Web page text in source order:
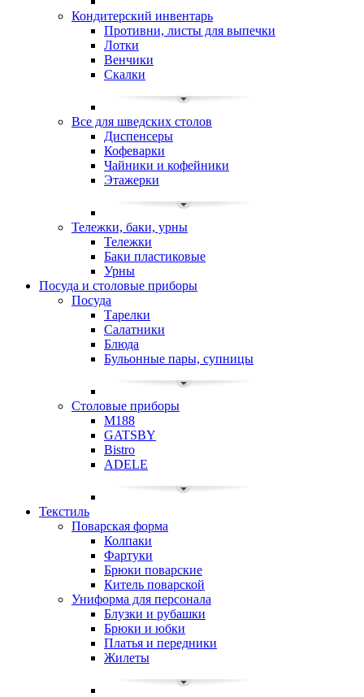
Кондитерский инвентарь
Противни, листы для выпечки
Лотки
Венчики
Скалки
Все для шведских столов
Диспенсеры
Кофеварки
Чайники и кофейники
Этажерки
Тележки, баки, урны
Тележки
Баки пластиковые
Урны
Посуда и столовые приборы
Посуда
Тарелки
Салатники
Блюда
Бульонные пары, супницы
Столовые приборы
M188
GATSBY
Bistro
ADELE
Текстиль
Поварская форма
Колпаки
Фартуки
Брюки поварские
Китель поварской
Униформа для персонала
Блузки и рубашки
Брюки и юбки
Платья и передники
Жилеты